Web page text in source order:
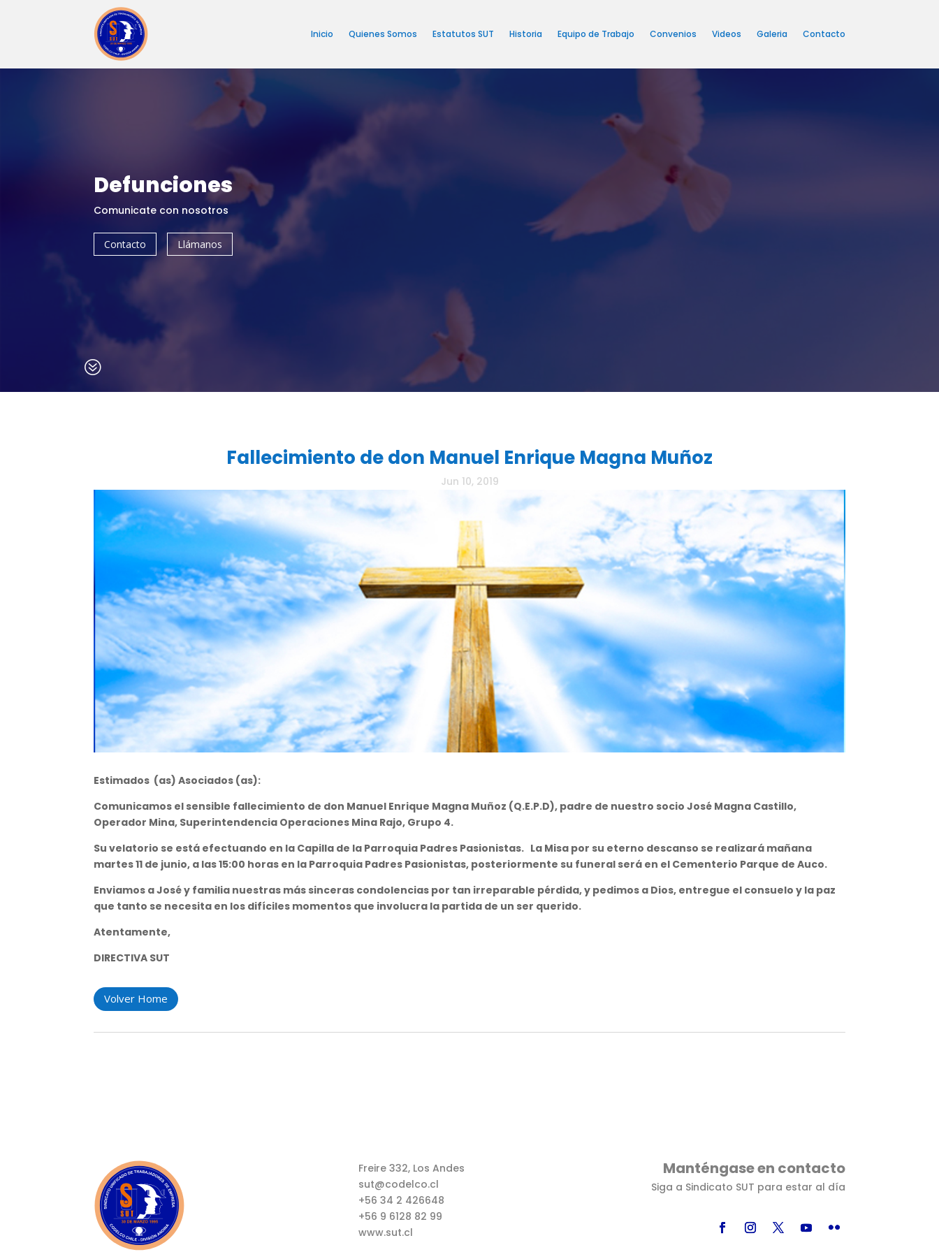
Inicio Quienes Somos Estatutos SUT Historia Equipo de Trabajo Convenios Videos Galeria Contacto
Defunciones
Comunicate con nosotros
Contacto Llámanos
?
Fallecimiento de don Manuel Enrique Magna Muñoz
Jun 10, 2019
Estimados (as) Asociados (as):
Comunicamos el sensible fallecimiento de don Manuel Enrique Magna Muñoz (Q.E.P.D), padre de nuestro socio José Magna Castillo,
Operador Mina, Superintendencia Operaciones Mina Rajo, Grupo 4.
Su velatorio se está efectuando en la Capilla de la Parroquia Padres Pasionistas. La Misa por su eterno descanso se realizará mañana
martes 11 de junio, a las 15:00 horas en la Parroquia Padres Pasionistas, posteriormente su funeral será en el Cementerio Parque de Auco.
Enviamos a José y familia nuestras más sinceras condolencias por tan irreparable pérdida, y pedimos a Dios, entregue el consuelo y la paz
que tanto se necesita en los difíciles momentos que involucra la partida de un ser querido.
Atentamente,
DIRECTIVA SUT
Volver Home
Freire 332, Los Andes
sut@codelco.cl
+56 34 2 426648
+56 9 6128 82 99
www.sut.cl
Manténgase en contacto
Siga a Sindicato SUT para estar al día